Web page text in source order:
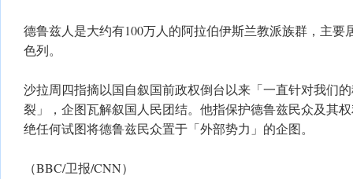
德鲁兹人是大约有100万人的阿拉伯伊斯兰教派族群，主要
色列。
沙拉周四指摘以国自叙国前政权倒台以来「一直针对我们
裂」，企图瓦解叙国人民团结。他指保护德鲁兹民众及其
绝任何试图将德鲁兹民众置于「外部势力」的企图。
（BBC/卫报/CNN）